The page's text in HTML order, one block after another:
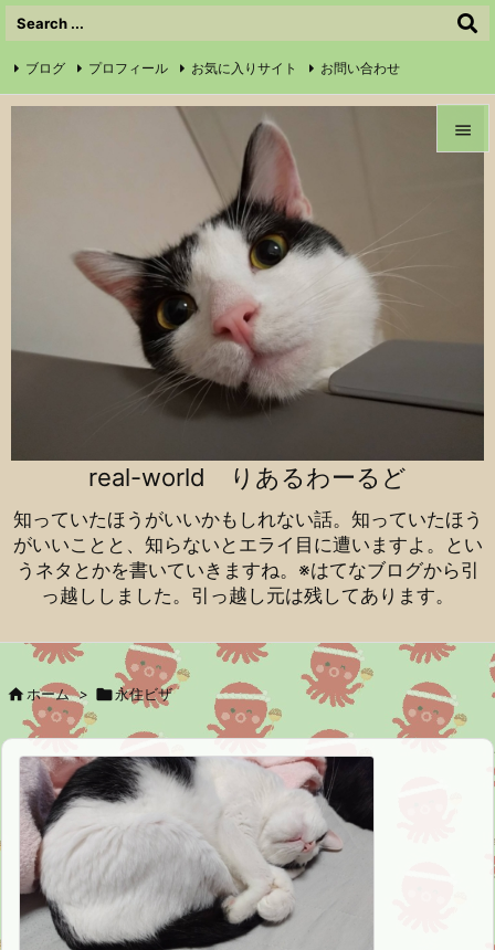
real-world りあるわーるど
知っていたほうがいいかもしれない話。知っていたほう
がいいことと、知らないとエライ目に遭いますよ。とい
うネタとかを書いていきますね。※はてなブログから引
っ越ししました。引っ越し元は残してあります。

ブログ プロフィール お気に入りサイト お問い合わせ
信仰の証 Instagram
ホーム > 永住ビザ